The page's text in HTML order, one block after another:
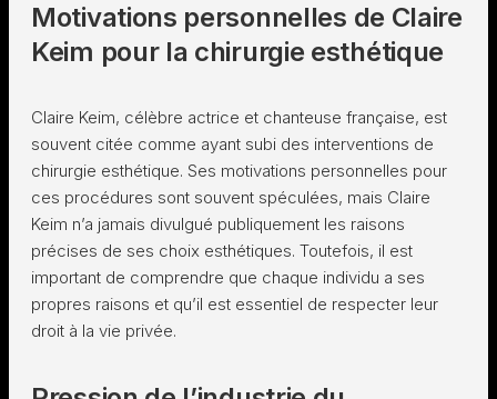
Motivations personnelles de Claire
Keim pour la chirurgie esthétique
Claire Keim, célèbre actrice et chanteuse française, est
souvent citée comme ayant subi des interventions de
chirurgie esthétique. Ses motivations personnelles pour
ces procédures sont souvent spéculées, mais Claire
Keim n’a jamais divulgué publiquement les raisons
précises de ses choix esthétiques. Toutefois, il est
important de comprendre que chaque individu a ses
propres raisons et qu’il est essentiel de respecter leur
droit à la vie privée.